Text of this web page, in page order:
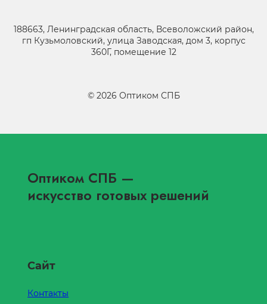
188663, Ленинградская область, Всеволожский район,
гп Кузьмоловский, улица Заводская, дом 3, корпус
360Г, помещение 12
© 2026 Оптиком СПБ
Оптиком СПБ —
искусство готовых решений
Сайт
Контакты